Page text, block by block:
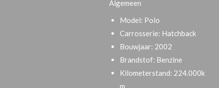
Algemeen
Model: Polo
Carrosserie: Hatchback
Bouwjaar: 2002
Brandstof: Benzine
Kilometerstand: 224.000k
m